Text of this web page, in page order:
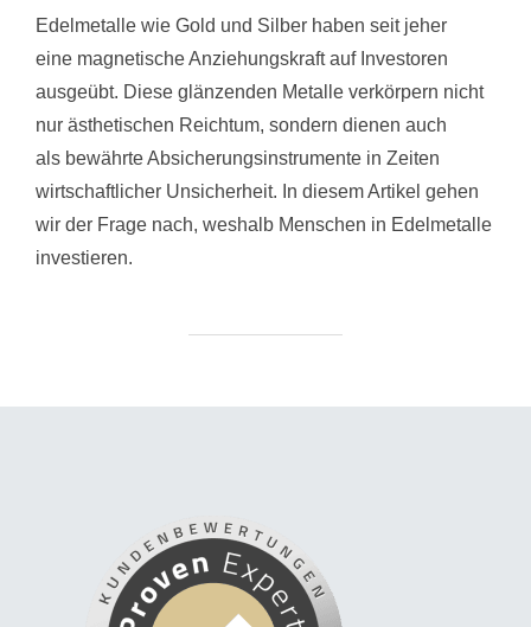
Edelmetalle wie Gold und Silber haben seit jeher
eine magnetische Anziehungskraft auf Investoren
ausgeübt. Diese glänzenden Metalle verkörpern nicht
nur ästhetischen Reichtum, sondern dienen auch
als bewährte Absicherungsinstrumente in Zeiten
wirtschaftlicher Unsicherheit. In diesem Artikel gehen
wir der Frage nach, weshalb Menschen in Edelmetalle
investieren.